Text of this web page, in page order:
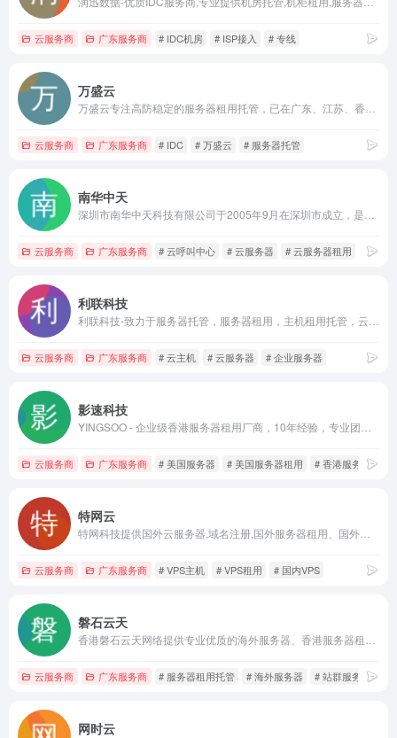
云服务商 广东服务商 # IDC机房 # ISP接入 # 专线
万盛云
云服务商 广东服务商 # IDC # 万盛云 # 服务器托管
南华中天
云服务商 广东服务商 # 云呼叫中心 # 云服务器 # 云服务器租用
利联科技
云服务商 广东服务商 # 云主机 # 云服务器 # 企业服务器
影速科技
云服务商 广东服务商 # 美国服务器 # 美国服务器租用 # 香港服务器
特网云
云服务商 广东服务商 # VPS主机 # VPS租用 # 国内VPS
磐石云天
云服务商 广东服务商 # 服务器租用托管 # 海外服务器 # 站群服务器
网时云